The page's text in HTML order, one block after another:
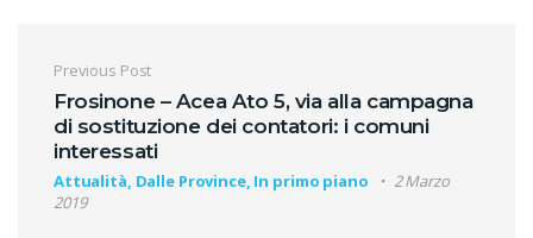
Navigazione articoli
Previous Post
Frosinone – Acea Ato 5, via alla campagna
di sostituzione dei contatori: i comuni
interessati
Attualità, Dalle Province, In primo piano
2 Marzo
2019